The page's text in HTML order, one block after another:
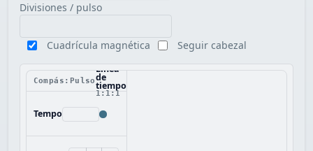
Divisiones / pulso
Cuadrícula magnética Seguir cabezal
Compás:Pulso
Línea
de
tiempo
1:1:1
Tempo